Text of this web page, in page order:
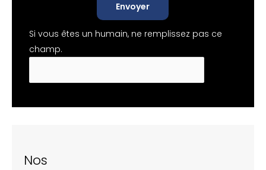
Envoyer
Si vous êtes un humain, ne remplissez pas ce
champ.
Nos